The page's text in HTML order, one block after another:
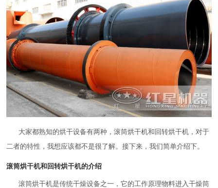
大家都熟知的烘干设备有两种，滚筒烘干机和回转烘干机，对于
二者的特性，我想应该都不是很了解。接下来，我们简单介绍下。
滚筒烘干机和回转烘干机的介绍
滚筒烘干机是传统干燥设备之一，它的工作原理物料进入干燥筒